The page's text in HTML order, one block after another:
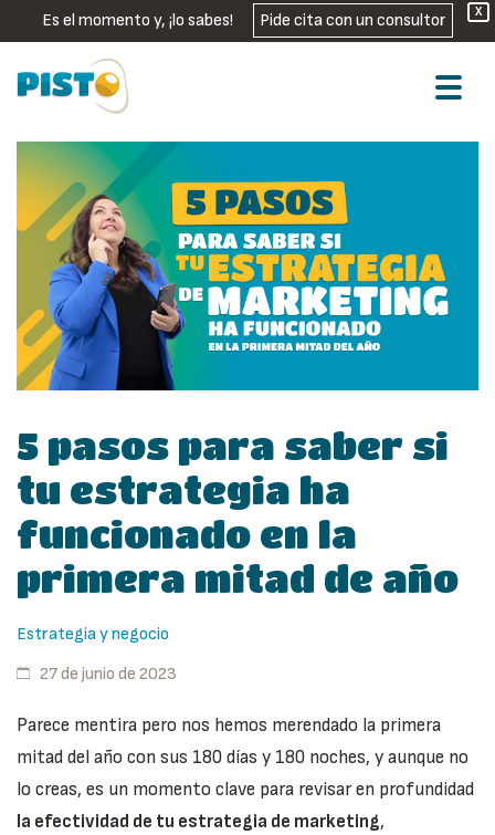
X
Es el momento y, ¡lo sabes! Pide cita con un consultor
5 pasos para saber si
tu estrategia ha
funcionado en la
primera mitad de año
Estrategia y negocio
27 de junio de 2023
Parece mentira pero nos hemos merendado la primera
mitad del año con sus 180 días y 180 noches, y aunque no
lo creas, es un momento clave para revisar en profundidad
la efectividad de tu estrategia de marketing,